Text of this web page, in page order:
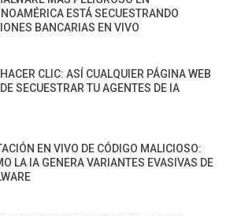
ESTÁ SECUESTRANDO
BANCARIAS EN VIVO
CLIC: ASÍ CUALQUIER PÁGINA WEB
SECUESTRAR TU AGENTES DE IA
EN VIVO DE CÓDIGO MALICIOSO:
LA IA GENERA VARIANTES EVASIVAS DE